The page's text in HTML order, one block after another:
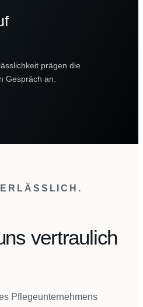
prägen die
Gespräch an.
vertraulich
Pflegeunternehmens